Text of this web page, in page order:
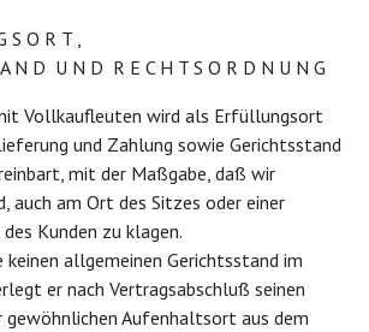
O R T ,
N D U N D R E C H T S O R D N U N G
Vollkaufleuten wird als Erfüllungsort
und Zahlung sowie Gerichtsstand
mit der Maßgabe, daß wir
auch am Ort des Sitzes oder einer
Kunden zu klagen.
keinen allgemeinen Gerichtsstand im
er nach Vertragsabschluß seinen
gewöhnlichen Aufenhaltsort aus dem